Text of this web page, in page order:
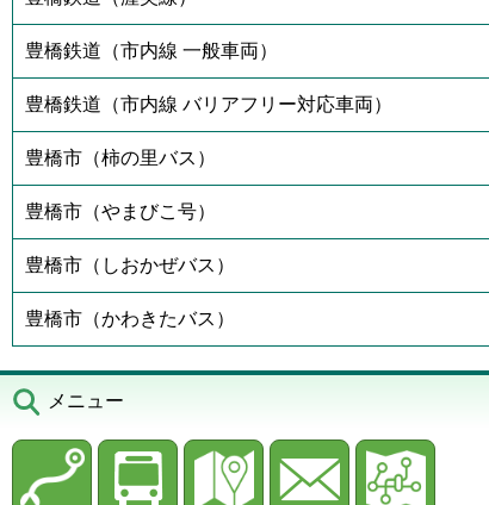
豊橋鉄道（市内線 一般車両）
豊橋鉄道（市内線 バリアフリー対応車両）
豊橋市（柿の里バス）
豊橋市（やまびこ号）
豊橋市（しおかぜバス）
豊橋市（かわきたバス）
メニュー